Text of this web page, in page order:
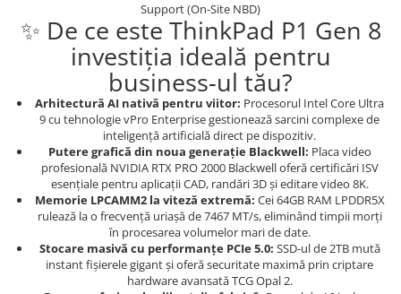
Accesorii imprimante 3D
Filament imprimanta 3D
Laptopuri
Laptopuri / notebookuri
Laptopuri gaming
Ultrabookuri
Laptop-uri 2 in 1
Accesorii laptop
Mini PC AI
Support (On-Site NBD)
✨ De ce este ThinkPad P1 Gen 8
investiția ideală pentru
business-ul tău?
Arhitectură AI nativă pentru viitor: Procesorul Intel Core Ultra
9 cu tehnologie vPro Enterprise gestionează sarcini complexe de
inteligență artificială direct pe dispozitiv.
Putere grafică din noua generație Blackwell: Placa video
profesională NVIDIA RTX PRO 2000 Blackwell oferă certificări ISV
esențiale pentru aplicații CAD, randări 3D și editare video 8K.
Memorie LPCAMM2 la viteză extremă: Cei 64GB RAM LPDDR5X
rulează la o frecvență uriașă de 7467 MT/s, eliminând timpii morți
în procesarea volumelor mari de date.
Stocare masivă cu performanțe PCIe 5.0: SSD-ul de 2TB mută
instant fișierele gigant și oferă securitate maximă prin criptare
hardware avansată TCG Opal 2.